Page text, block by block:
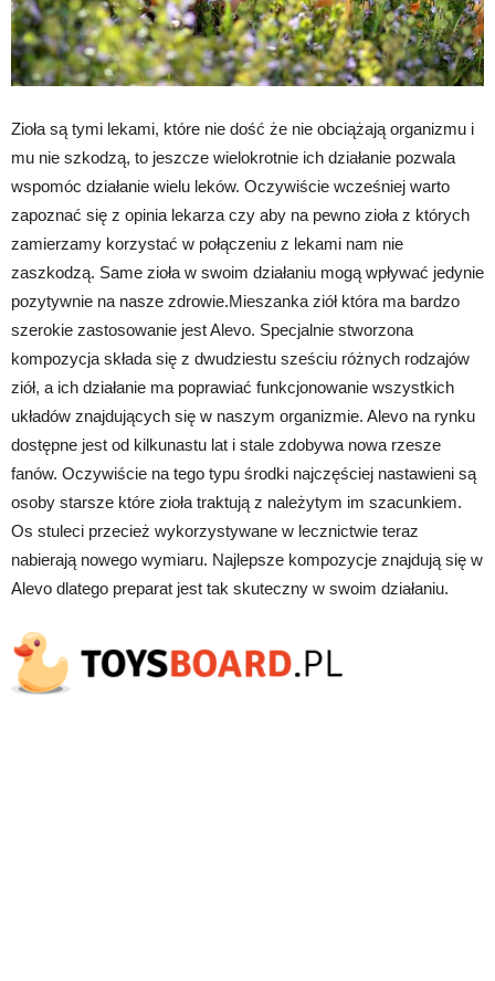
Zioła są tymi lekami, które nie dość że nie obciążają organizmu i
mu nie szkodzą, to jeszcze wielokrotnie ich działanie pozwala
wspomóc działanie wielu leków. Oczywiście wcześniej warto
zapoznać się z opinia lekarza czy aby na pewno zioła z których
zamierzamy korzystać w połączeniu z lekami nam nie
zaszkodzą. Same zioła w swoim działaniu mogą wpływać jedynie
pozytywnie na nasze zdrowie.Mieszanka ziół która ma bardzo
szerokie zastosowanie jest Alevo. Specjalnie stworzona
kompozycja składa się z dwudziestu sześciu różnych rodzajów
ziół, a ich działanie ma poprawiać funkcjonowanie wszystkich
układów znajdujących się w naszym organizmie. Alevo na rynku
dostępne jest od kilkunastu lat i stale zdobywa nowa rzesze
fanów. Oczywiście na tego typu środki najczęściej nastawieni są
osoby starsze które zioła traktują z należytym im szacunkiem.
Os stuleci przecież wykorzystywane w lecznictwie teraz
nabierają nowego wymiaru. Najlepsze kompozycje znajdują się w
Alevo dlatego preparat jest tak skuteczny w swoim działaniu.